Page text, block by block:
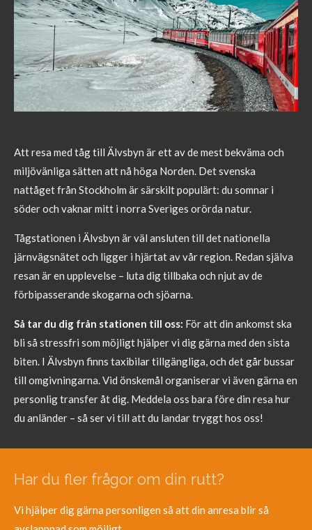
Att resa med tåg till Älvsbyn är ett av de mest bekväma och
miljövänliga sätten att nå höga Norden. Det svenska
nattåget från Stockholm är särskilt populärt: du somnar i
söder och vaknar mitt i norra Sveriges orörda natur.
Tågstationen i Älvsbyn är väl ansluten till det nationella
järnvägsnätet och ligger i hjärtat av vår region. Redan själva
resan är en upplevelse – luta dig tillbaka och njut av de
förbipasserande skogarna och sjöarna.
Så tar du dig från stationen till oss: För att din ankomst ska
bli så stressfri som möjligt hjälper vi dig gärna med den sista
biten. I Älvsbyn finns taxibilar tillgängliga, och det går bussar
till omgivningarna. Vid önskemål organiserar vi även gärna en
personlig transfer åt dig. Meddela oss bara före din resa hur
du anländer – så ser vi till att du landar tryggt hos oss!
Har du fler frågor om din rutt?
Vi hjälper dig gärna personligen så att din anresa blir så